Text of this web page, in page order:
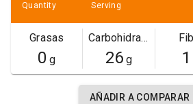
Quantity Serving
Grasas
0 g
Carbohidratos
26g 1
AÑADIR A COMPARAR